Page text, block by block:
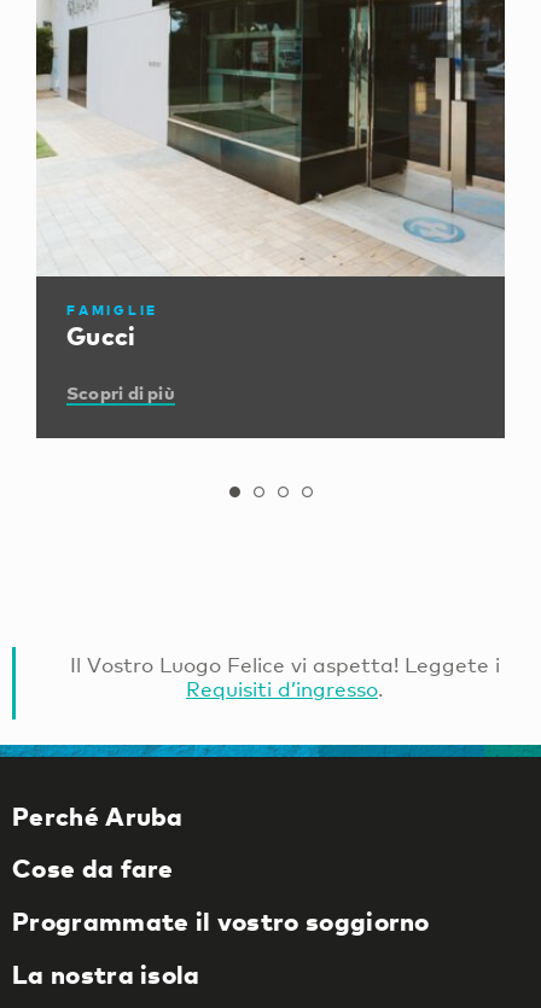
FAMIGLIE
Gucci
Scopri di più
Il Vostro Luogo Felice vi aspetta! Leggete i
Requisiti d’ingresso.
Perché Aruba
Cose da fare
Programmate il vostro soggiorno
La nostra isola